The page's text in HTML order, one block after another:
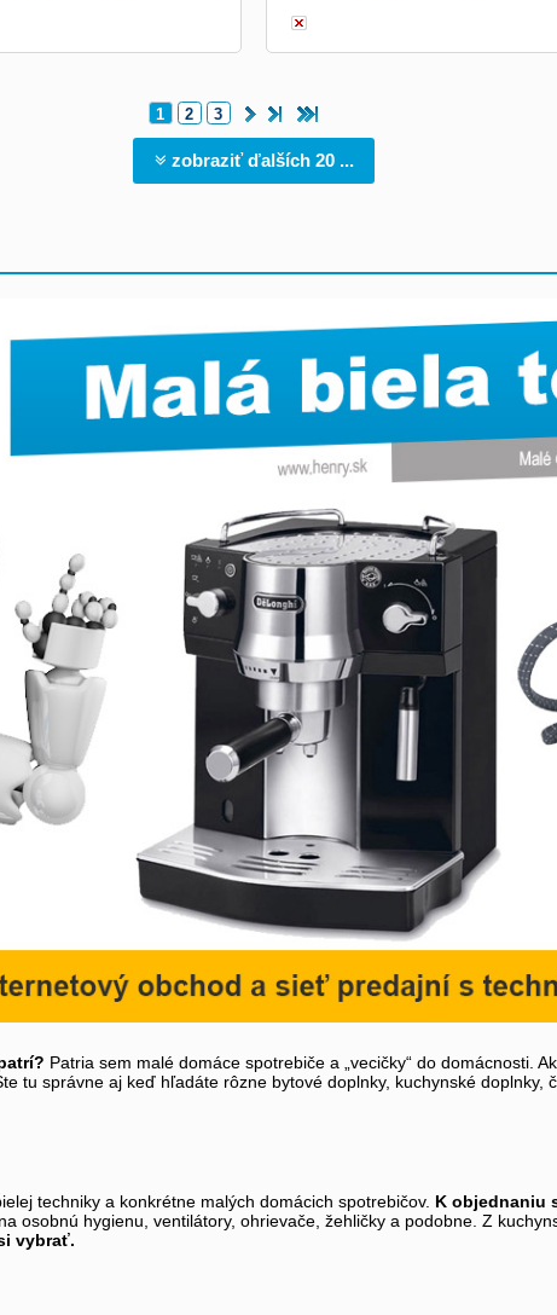
1 2 3
zobraziť ďalších 20 ...
Patria sem malé domáce spotrebiče a „vecičky“ do domácnosti.
tu správne aj keď hľadáte rôzne bytové doplnky, kuchynské doplnky,
techniky a konkrétne malých domácich spotrebičov. K objednaniu
osobnú hygienu, ventilátory, ohrievače, žehličky a podobne. Z
vybrať.